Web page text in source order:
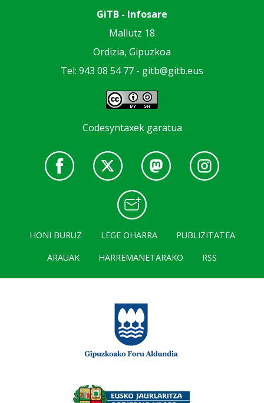
GiTB - Infosare
Mallutz 18
Ordizia, Gipuzkoa
Tel: 943 08 54 77 - gitb@gitb.eus
Codesyntaxek garatua
HONI BURUZ LEGE OHARRA
PUBLIZITATEA
ARAUAK
HARREMANETARAKO RSS